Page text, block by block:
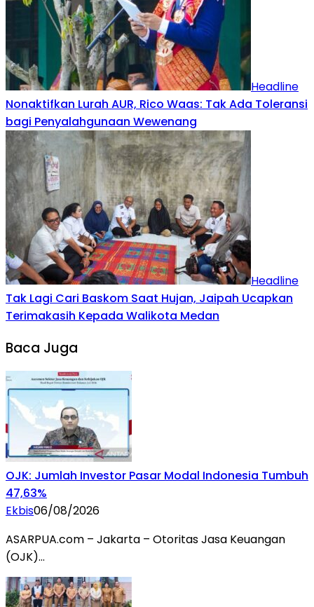
Headline
Nonaktifkan Lurah AUR, Rico Waas: Tak Ada Toleransi
bagi Penyalahgunaan Wewenang
Headline
Tak Lagi Cari Baskom Saat Hujan, Jaipah Ucapkan
Terimakasih Kepada Walikota Medan
Baca Juga
OJK: Jumlah Investor Pasar Modal Indonesia Tumbuh
47,63%
Ekbis06/08/2026
ASARPUA.com – Jakarta – Otoritas Jasa Keuangan
(OJK)…